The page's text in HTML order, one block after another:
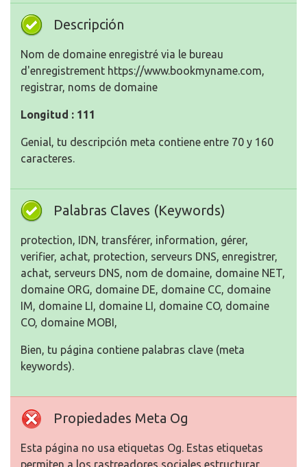
Descripción
Nom de domaine enregistré via le bureau
d'enregistrement https://www.bookmyname.com,
registrar, noms de domaine
Longitud : 111
Genial, tu descripción meta contiene entre 70 y 160
caracteres.
Palabras Claves (Keywords)
protection, IDN, transférer, information, gérer,
verifier, achat, protection, serveurs DNS, enregistrer,
achat, serveurs DNS, nom de domaine, domaine NET,
domaine ORG, domaine DE, domaine CC, domaine
IM, domaine LI, domaine LI, domaine CO, domaine
CO, domaine MOBI,
Bien, tu página contiene palabras clave (meta
keywords).
Propiedades Meta Og
Esta página no usa etiquetas Og. Estas etiquetas
permiten a los rastreadores sociales estructurar